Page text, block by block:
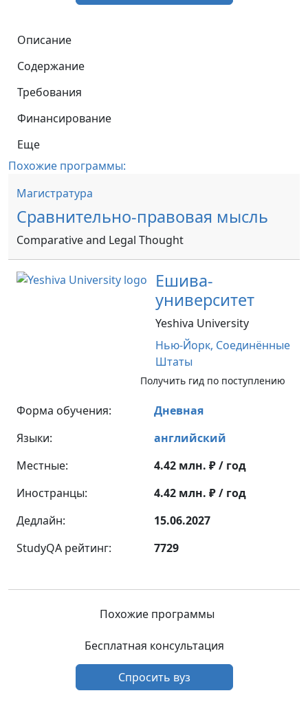
Описание
Содержание
Требования
Финансирование
Еще
Похожие программы:
Магистратура
Сравнительно-правовая мысль
Comparative and Legal Thought
Ешива-
университет
Yeshiva University
Нью-Йорк, Соединённые
Штаты
Получить гид по поступлению
Форма обучения:
Дневная
Языки:
английский
Местные:
4.42 млн. ₽ / год
Иностранцы:
4.42 млн. ₽ / год
Дедлайн:
15.06.2027
StudyQA рейтинг:
7729
Похожие программы
Бесплатная консультация
Спросить вуз